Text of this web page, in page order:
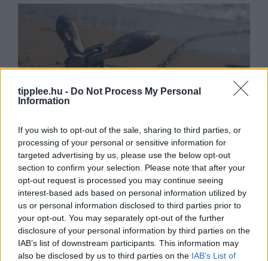
tipplee.hu - Do Not Process My Personal
Information
If you wish to opt-out of the sale, sharing to third parties, or
processing of your personal or sensitive information for
targeted advertising by us, please use the below opt-out
section to confirm your selection. Please note that after your
opt-out request is processed you may continue seeing
interest-based ads based on personal information utilized by
us or personal information disclosed to third parties prior to
your opt-out. You may separately opt-out of the further
disclosure of your personal information by third parties on the
IAB’s list of downstream participants. This information may
also be disclosed by us to third parties on the IAB’s List of
Anker Prime Vezeték nélküli
Töltőállomás Árcsökkentésben
Ha rendet szeretnél tenni az éjjeliszekrényeden, és
egyszerre akár három kütyüt is gyorsan tölteni, az
Anker Prime vezeték nélküli töltőállomása erre a
legjobb megoldás. A
Rooby
augusztus 4, 2026